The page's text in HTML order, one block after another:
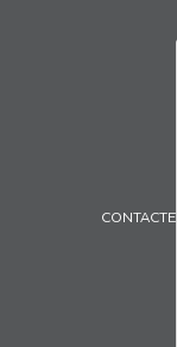
CONTACTE